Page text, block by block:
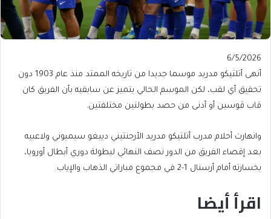
Published
On
6/5/2026
6/5/2026
أنهى أتلتيكو مدريد موسما جديدا من تاريخه الممتد منذ عام 1903 دون
تحقيق أي لقب، لكن الموسم الحالي يتميز عن سابقيه بأن الفريق كان
قاب قوسين أو أدنى من حصد بطولتين مختلفتين.
وانهارت أحلام مدرب أتلتيكو مدريد الأرجنتيني دييغو سيميوني ولاعبيه
بعد إقصاء الفريق من الدور نصف النهائي لبطولة دوري أبطال أوروبا،
بخسارته أمام أرسنال 1-2 في مجموع مباراتي الذهاب والإياب.
اقرأ أيضا